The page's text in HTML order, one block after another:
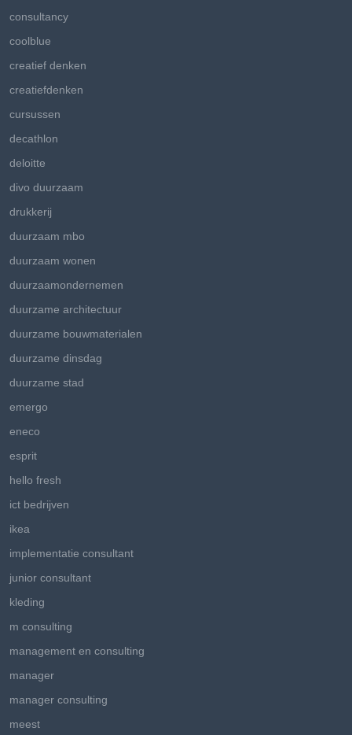
consultancy
coolblue
creatief denken
creatiefdenken
cursussen
decathlon
deloitte
divo duurzaam
drukkerij
duurzaam mbo
duurzaam wonen
duurzaamondernemen
duurzame architectuur
duurzame bouwmaterialen
duurzame dinsdag
duurzame stad
emergo
eneco
esprit
hello fresh
ict bedrijven
ikea
implementatie consultant
junior consultant
kleding
m consulting
management en consulting
manager
manager consulting
meest